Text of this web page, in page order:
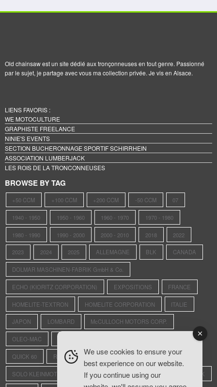
Old chainsaw est un site dédié aux tronçonneuses en tout genre. Passionné
par le sujet, je partage avec vous ma collection privée. Je vis en Alsace.
LIENS FAVORIS :
WE MOTOCULTURE
GRAPHISTE FREELANCE
NINIE'S EVENTS
SECTION BUCHERONNAGE SPORTIF SCHIRRHEIN
ASSOCIATION LUMBERJACK
LES ROIS DE LA TRONCONNEUSES
BROWSE BY TAG
+50 CCM +100 CCM +200 CCM -50 CCM 07
1940 - 1950 1950 - 1960 1960 - 1970 1970 - 1980
1980 - 1990 1990 - 2000 2000 - 2010 2018 2022
2023 2024 2025 ALLEMAGNE BLK CANADA
DOLMAR MASCHINEN-FABRIK GmbH & Co.
ECHO (KIORITZ CORPORATION) EXPOSITIONS FRANCE
HOMELITE-TEXTRON HOMELITE CORPORATION ITALIE
JAPON LOMBARD McCULLOCH MOTORS CORP.
OLEO-MAC
QUICK 60 REXO RS4 SAINTE-CROIX-AUX-MINES
SOLO KLEINMOTOREN GmbH STIHL ANDREAS MASCHINENFABRIK
We use cookies to ensure your
best experience on our website.
If you continue using our